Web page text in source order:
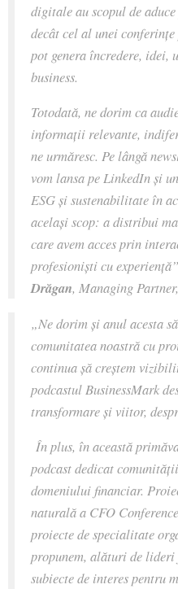
digitale au scopul de
decât cel al unei
pot genera încredere, idei,
business.
Totodată, ne dorim ca
informații relevante,
ne urmăresc. Pe lângă
vom lansa pe LinkedIn și
ESG și sustenabilitate în
același scop: a distribui
care avem acces prin
profesioniști cu
Drăgan, Managing
„Ne dorim și anul acesta
comunitatea noastră cu
continua șă creștem
podcastul BusinessMark
transformare și viitor,
În plus, în această
podcast dedicat
domeniului financiar.
naturală a CFO
proiecte de specialitate
propunem, alături de
subiecte de interes pentru